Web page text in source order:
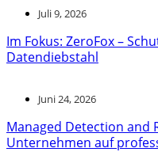
Juli 9, 2026
Im Fokus: ZeroFox –
Datendiebstahl
Juni 24, 2026
Managed Detection and
Unternehmen auf